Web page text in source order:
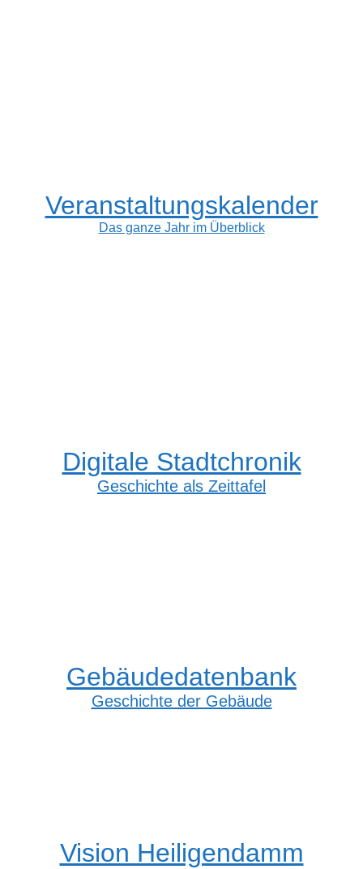
Veranstaltungskalender
Das ganze Jahr im Überblick
Digitale Stadtchronik
Geschichte als Zeittafel
Gebäudedatenbank
Geschichte der Gebäude
Vision Heiligendamm